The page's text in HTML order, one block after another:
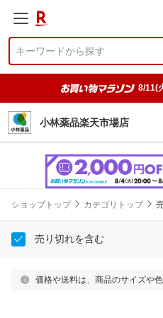
8/11(
小林薬品楽天市場店
ショップトップ カテゴリトップ
売り切れを含む
価格や送料は、商品のサイズや